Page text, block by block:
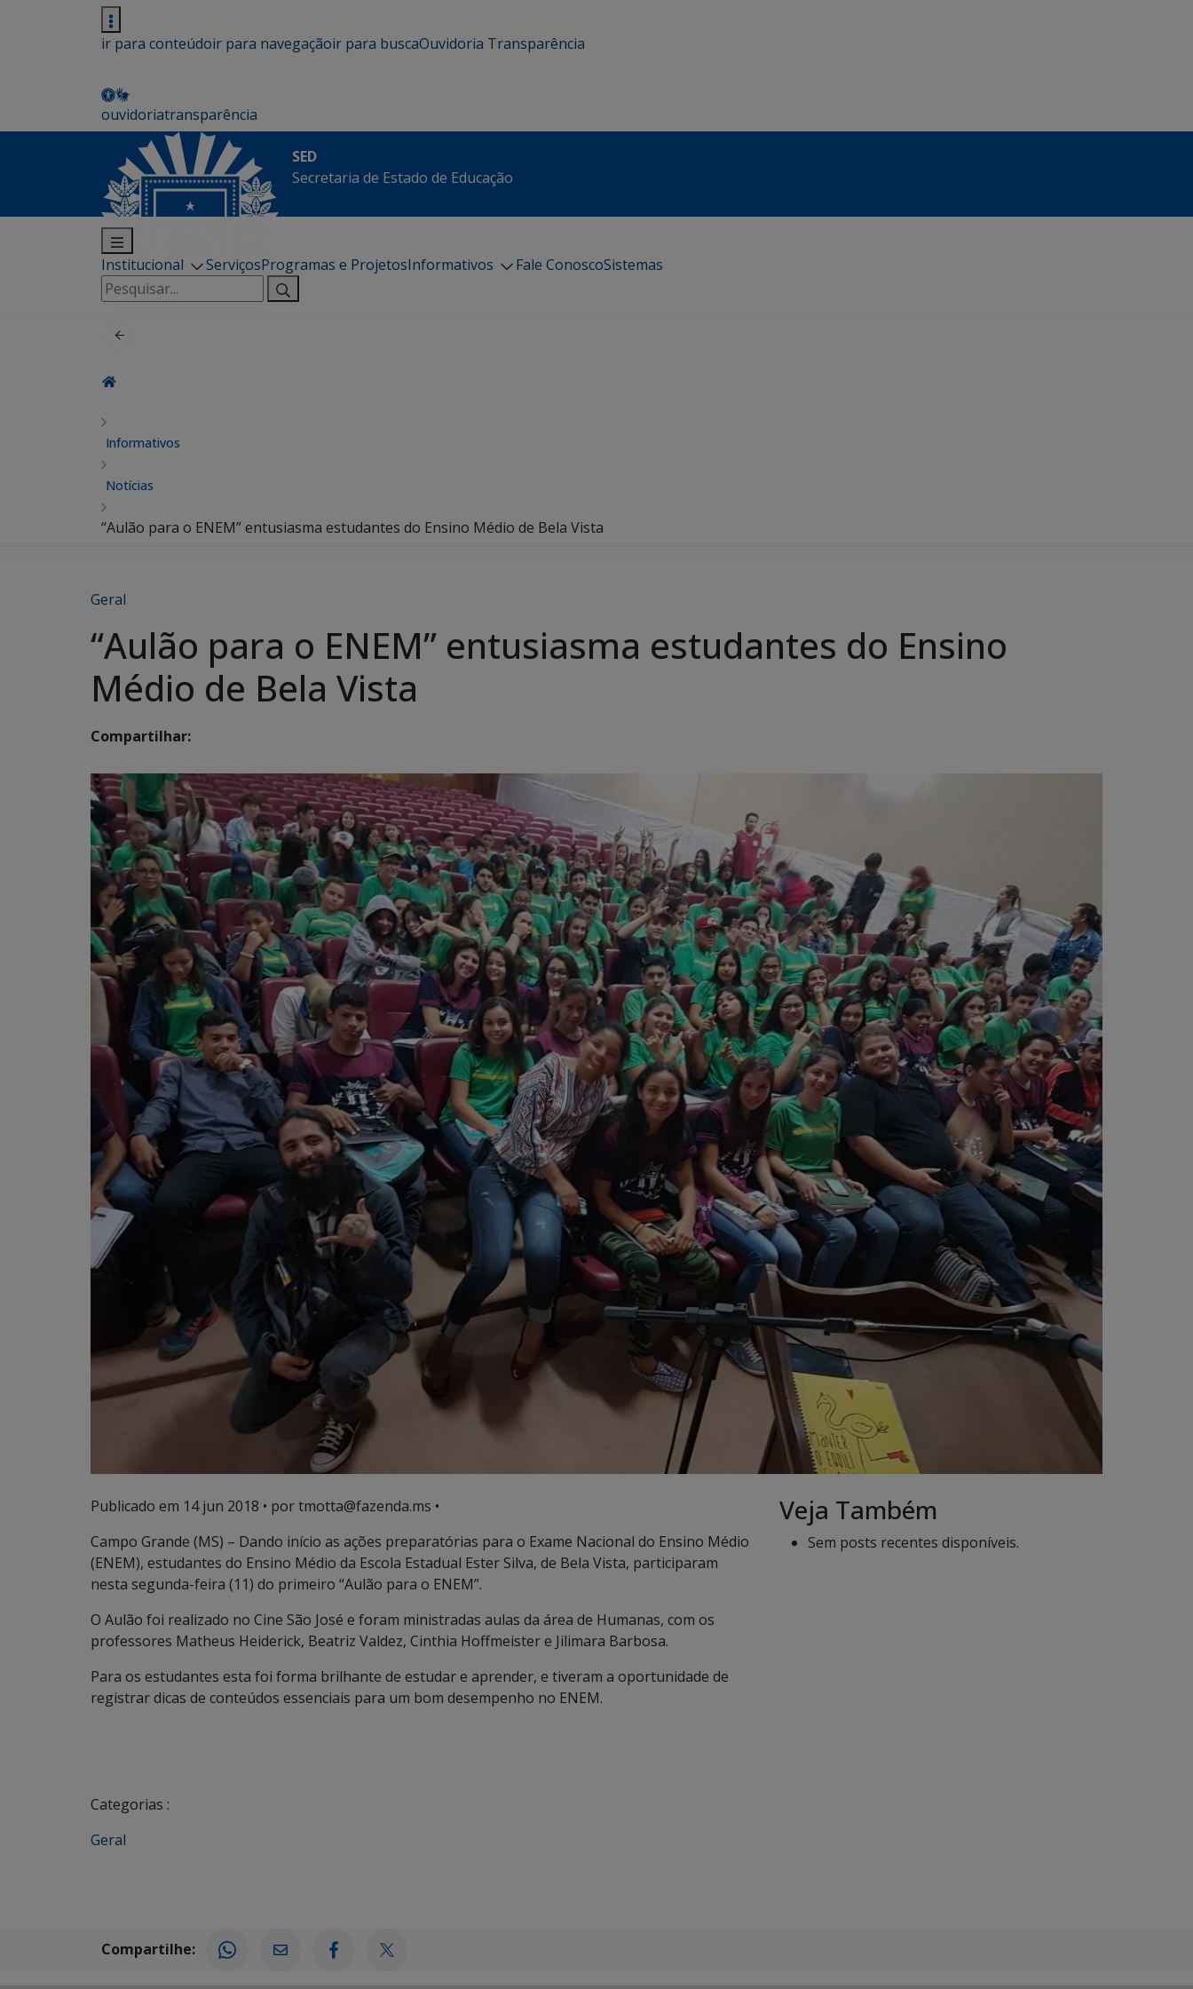
ir para conteúdoir para navegaçãoir para buscaOuvidoria Transparência
ouvidoriatransparência
SED
Secretaria de Estado de Educação
Institucional ServiçosProgramas e ProjetosInformativos Fale ConoscoSistemas
Pesquisar
por:
Informativos
Notícias
“Aulão para o ENEM” entusiasma estudantes do Ensino Médio de Bela Vista
Geral
“Aulão para o ENEM” entusiasma estudantes do Ensino
Médio de Bela Vista
Compartilhar:
Publicado em 14 jun 2018 • por tmotta@fazenda.ms •
Campo Grande (MS) – Dando início as ações preparatórias para o Exame Nacional do Ensino Médio
(ENEM), estudantes do Ensino Médio da Escola Estadual Ester Silva, de Bela Vista, participaram
nesta segunda-feira (11) do primeiro “Aulão para o ENEM”.
O Aulão foi realizado no Cine São José e foram ministradas aulas da área de Humanas, com os
professores Matheus Heiderick, Beatriz Valdez​, Cinthia Hoffmeister​ e Jilimara Barbosa​.
Para os estudantes esta foi forma brilhante de estudar e aprender, e tiveram a oportunidade de
registrar dicas de conteúdos essenciais para um bom desempenho no ENEM.
Categorias :
Geral
Veja Também
Sem posts recentes disponíveis.
Compartilhe: